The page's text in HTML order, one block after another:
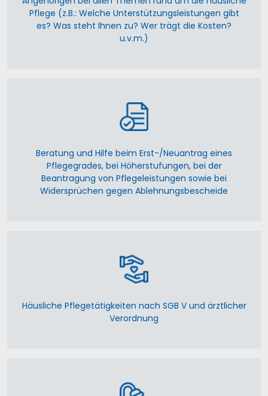
Pflege (z.B.: Welche Unterstützungsleistungen gibt
es? Was steht Ihnen zu? Wer trägt die Kosten?
u.v.m.)
Beratung und Hilfe beim Erst-/Neuantrag eines
Pflegegrades, bei Höherstufungen, bei der
Beantragung von Pflegeleistungen sowie bei
Widersprüchen gegen Ablehnungsbescheide
Häusliche Pflegetätigkeiten nach SGB V und ärztlicher
Verordnung